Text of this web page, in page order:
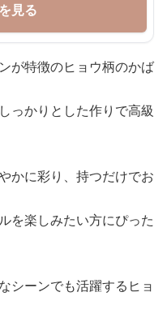
見る
が特徴のヒョウ柄のかば
っかりとした作りで高級
かに彩り、持つだけでお
を楽しみたい方にぴった
シーンでも活躍するヒョ